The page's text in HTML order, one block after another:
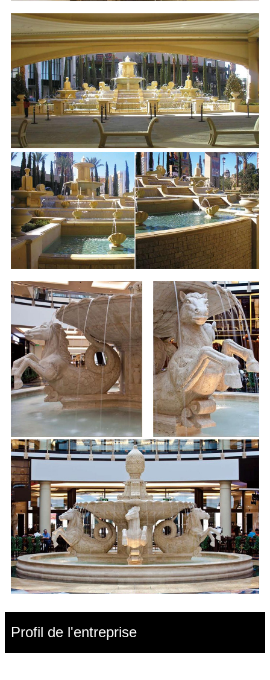
Profil de l'entreprise